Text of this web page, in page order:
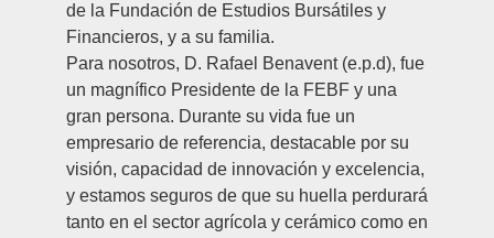
de la Fundación de Estudios Bursátiles y
Financieros, y a su familia.
Para nosotros, D. Rafael Benavent (e.p.d), fue
un magnífico Presidente de la FEBF y una
gran persona. Durante su vida fue un
empresario de referencia, destacable por su
visión, capacidad de innovación y excelencia,
y estamos seguros de que su huella perdurará
tanto en el sector agrícola y cerámico como en